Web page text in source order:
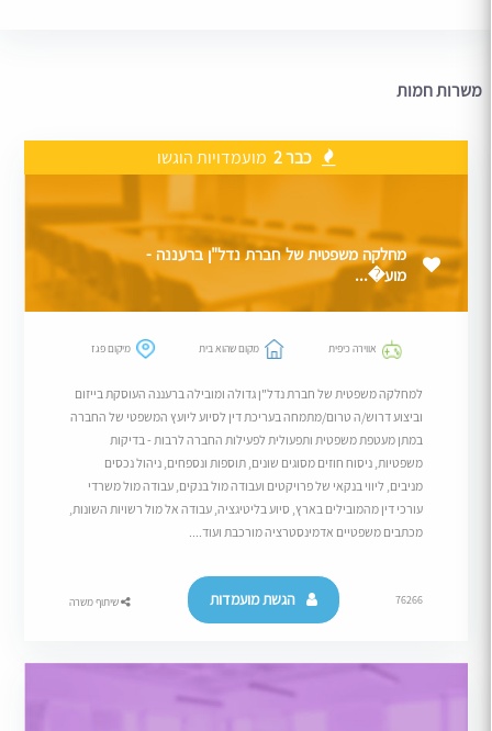
משרות חמות
כבר 2 מועמדויות הוגשו
מחלקה משפטית של חברת נדל"ן ברעננה -
מוע�...
אווירה כיפית מקום שהוא בית מיקום פגז
למחלקה משפטית של חברת נדל"ן גדולה ומובילה ברעננה העוסקת בייזום
וביצוע דרוש/ה טרום/מתמחה בעריכת דין לסיוע ליועץ המשפטי של החברה
במתן מעטפת משפטית ותפעולית לפעילות החברה לרבות - בדיקות
משפטיות, ניסוח חוזים מסוגים שונים, תוספות ונספחים, ניהול נכסים
מניבים, ליווי בנקאי של פרויקטים ועבודה מול בנקים, עבודה מול משרדי
עורכי דין מהמובילים בארץ, סיוע בליטיגציה, עבודה אל מול רשויות השונות,
מכתבים משפטיים אדמינסטרציה מורכבת ועוד....
76266 הגשת מועמדות שיתוף משרה